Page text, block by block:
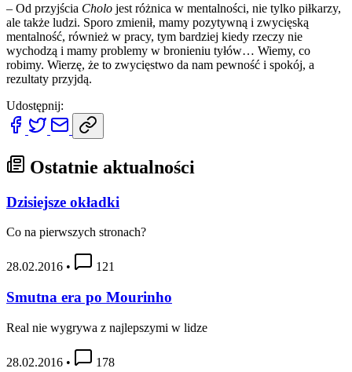
– Od przyjścia Cholo jest różnica w mentalności, nie tylko piłkarzy,
ale także ludzi. Sporo zmienił, mamy pozytywną i zwycięską
mentalność, również w pracy, tym bardziej kiedy rzeczy nie
wychodzą i mamy problemy w bronieniu tyłów… Wiemy, co
robimy. Wierzę, że to zwycięstwo da nam pewność i spokój, a
rezultaty przyjdą.
Udostępnij:
Ostatnie aktualności
Dzisiejsze okładki
Co na pierwszych stronach?
28.02.2016 • 121
Smutna era po Mourinho
Real nie wygrywa z najlepszymi w lidze
28.02.2016 • 178